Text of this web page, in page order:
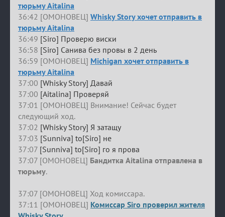
тюрьму Aitalina
36:42 [ОМОНОВЕЦ] Whisky Story хочет отправить в
тюрьму Aitalina
36:49 [Siro] Проверю виски
36:58 [Siro] Санива без провы в 2 день
36:59 [ОМОНОВЕЦ] Michigan хочет отправить в
тюрьму Aitalina
37:00 [Whisky Story] Давай
37:00 [Aitalina] Проверяй
37:01 [ОМОНОВЕЦ] Внимание! Сейчас будет
следующий ход.
37:02 [Whisky Story] Я затащу
37:03 [Sunniva] to[Siro] не
37:07 [Sunniva] to[Siro] го я прова
37:07 [ОМОНОВЕЦ] Бандитка Aitalina отправлена в
тюрьму.
37:07 [ОМОНОВЕЦ] Ход комиссара.
37:11 [ОМОНОВЕЦ] Комиссар Siro проверил жителя